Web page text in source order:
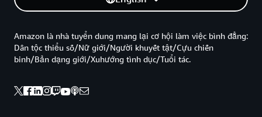
Amazon là nhà tuyển dung mang lại cơ hội làm việc bình đẳng:
Dân tộc thiểu số/Nữ giới/Người khuyết tật/Cựu chiến
binh/Bản dạng giới/Xuhướng tình dục/Tuổi tác.